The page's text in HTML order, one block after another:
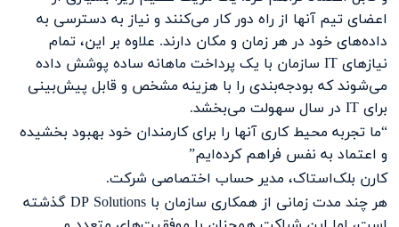
اعضای تیم آنها از راه دور کار می‌کنند و نیاز به دسترسی به
داده‌های خود در هر زمان و مکان دارند. علاوه بر این، تمام
نیازهای IT سازمان با یک پرداخت ماهانه ساده پوشش داده
می‌شوند که بودجه‌بندی را با هزینه مشخص و قابل پیش‌بینی
برای IT در سال سهولت می‌بخشد.
“ما تجربه محیط کاری آنها را برای کارمندان خود بهبود بخشیده
و اعتماد به نفس فراهم کرده‌ایم”
کارن بلک‌استاک، مدیر حساب اختصاصی شرکت.
هر چند مدت زمانی از همکاری سازمان با DP Solutions گذشته